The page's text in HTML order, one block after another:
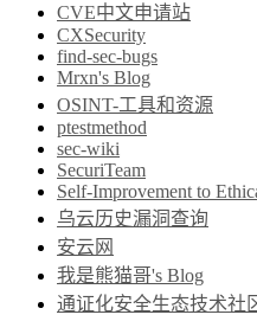
CVE中文申请站
CXSecurity
find-sec-bugs
Mrxn's Blog
OSINT-工具和资源
ptestmethod
sec-wiki
SecuriTeam
Self-Improvement to
乌云历史漏洞查询
安云网
我是熊猫哥's Blog
通证化安全生态技术社